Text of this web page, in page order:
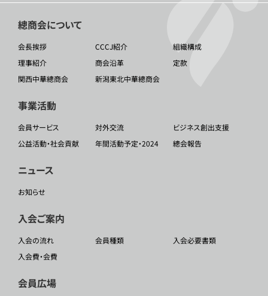
總商会について
会長挨拶 CCCJ紹介
組織構成
理事紹介
商会沿革
定款
関西中華總商会
新潟東北中華總商会
事業活動
会員サービス 対外交流
ビジネス創出支援
公益活動・社会貢献
年間活動予定・2024 總会報告
ニュース
お知らせ
入会ご案内
入会の流れ 会員種類
入会必要書類
入会費・会費
会員広場